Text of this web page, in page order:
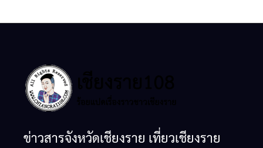
ข่าวสารจังหวัดเชียงราย เที่ยวเชียงราย